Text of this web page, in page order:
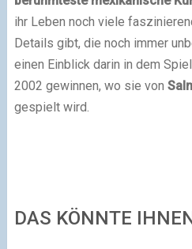
ihr Leben noch viele
Details gibt, die noch immer
einen Einblick darin in dem
2002 gewinnen, wo sie von
gespielt wird.
DAS KÖNNTE